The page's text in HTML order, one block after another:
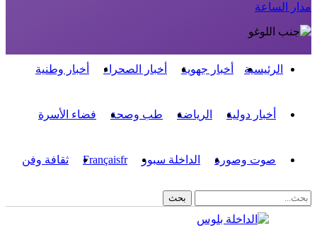
مدار الساعة
الرئيسية أخبار جهوية أخبار الصحراء أخبار وطنية
أخبار دولية الرياضة طب وصحة فضاء الأسرة
صوت وصورة الداخلة سبور Françaisfr ثقافة وفن